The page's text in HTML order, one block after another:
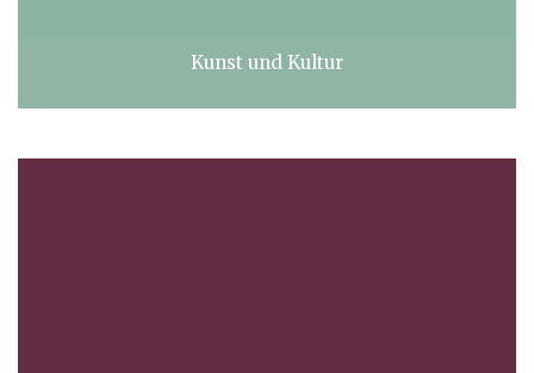
Kunst und Kultur